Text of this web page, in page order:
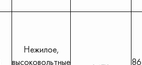
Нежилое,
высоковольтные